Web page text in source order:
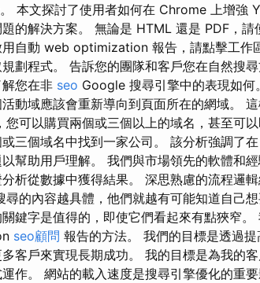
本文探討了使用者如何在 Chrome 上增強
的解決方案。 無論是 HTML 還是 PDF，
自動 web optimization 報告，請點擊工作
劃程式。 告訴您的團隊和客戶您在自然搜
您在非 seo Google 搜尋引擎中的表現如
動域應該會重新導向到頁面所在的網域。
您可以購買兩個或三個以上的域名，甚至可
三個域名中找到一家公司。 該分析強調了
幫助用戶理解。 我們與市場領先的軟體和
析從數據中獲得結果。 深思熟慮的流程邏
尋的內容越具體，他們就越有可能知道自
鍵字是值得的，即使它們看起來有點狹窄
seo顧問 報告的方法。 我們的目標是透過
客戶來實現長期成功。 我的目標是為我的
作。 網站的載入速度是搜尋引擎優化的重